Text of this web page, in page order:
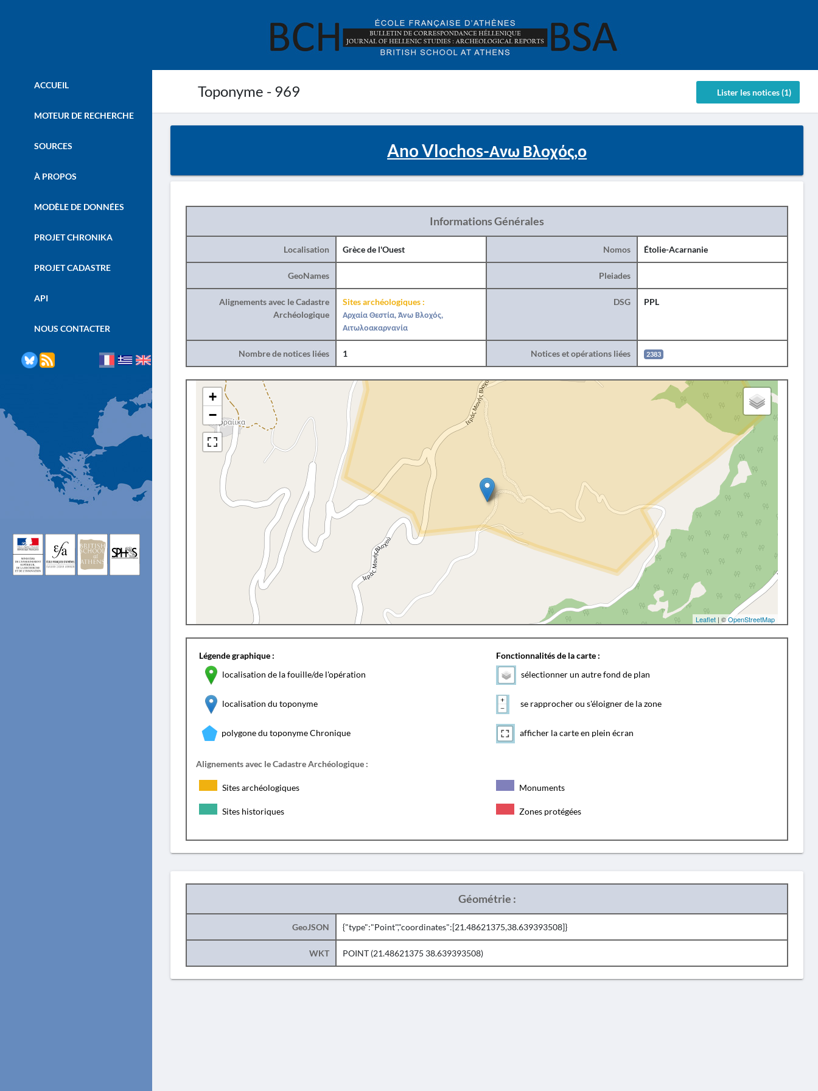
Toponyme - 969 Lister les notices (1)
ACCUEIL
MOTEUR DE RECHERCHE
SOURCES
À PROPOS
MODÈLE DE DONNÉES
PROJET CHRONIKA
PROJET CADASTRE
API
NOUS CONTACTER
Ano Vlochos-Ανω Βλοχός,ο
Informations Générales
Localisation Grèce de l'Ouest Nomos Étolie-Acarnanie
GeoNames Pleiades
Alignements avec le Cadastre
Archéologique
Sites archéologiques :
Αρχαία Θεστία, Άνω Βλοχός,
Αιτωλοακαρνανία
DSG PPL
Nombre de notices liées 1 Notices et opérations liées 2383
+
−
Leaflet | ©OpenStreetMap
Légende graphique :
localisation de la fouille/de l'opération
localisation du toponyme
polygone du toponyme Chronique
Fonctionnalités de la carte :
sélectionner un autre fond de plan
se rapprocher ou s'éloigner de la zone
afficher la carte en plein écran
Alignements avec le Cadastre Archéologique :
Sites archéologiques Monuments
Sites historiques Zones protégées
Géométrie :
GeoJSON {"type":"Point","coordinates":[21.48621375,38.639393508]}
WKT POINT (21.48621375 38.639393508)